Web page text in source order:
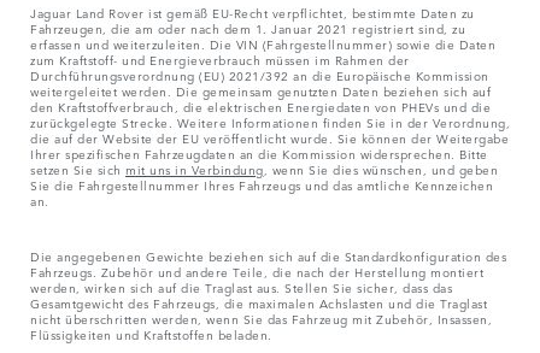
Jaguar Land Rover ist gemäß EU-Recht verpflichtet, bestimmte Daten zu
Fahrzeugen, die am oder nach dem 1. Januar 2021 registriert sind, zu
erfassen und weiterzuleiten. Die VIN (Fahrgestellnummer) sowie die Daten
zum Kraftstoff- und Energieverbrauch müssen im Rahmen der
Durchführungsverordnung (EU) 2021/392 an die Europäische Kommission
weitergeleitet werden. Die gemeinsam genutzten Daten beziehen sich auf
den Kraftstoffverbrauch, die elektrischen Energiedaten von PHEVs und die
zurückgelegte Strecke. Weitere Informationen finden Sie in der Verordnung,
die auf der Website der EU veröffentlicht wurde. Sie können der Weitergabe
Ihrer spezifischen Fahrzeugdaten an die Kommission widersprechen. Bitte
setzen Sie sich mit uns in Verbindung , wenn Sie dies wünschen, und geben
Sie die Fahrgestellnummer Ihres Fahrzeugs und das amtliche Kennzeichen
an.
Die angegebenen Gewichte beziehen sich auf die Standardkonfiguration des
Fahrzeugs. Zubehör und andere Teile, die nach der Herstellung montiert
werden, wirken sich auf die Traglast aus. Stellen Sie sicher, dass das
Gesamtgewicht des Fahrzeugs, die maximalen Achslasten und die Traglast
nicht überschritten werden, wenn Sie das Fahrzeug mit Zubehör, Insassen,
Flüssigkeiten und Kraftstoffen beladen.